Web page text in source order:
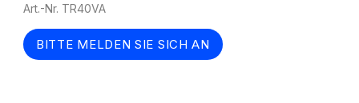
Art.-Nr. TR40VA
BITTE MELDEN SIE SICH AN